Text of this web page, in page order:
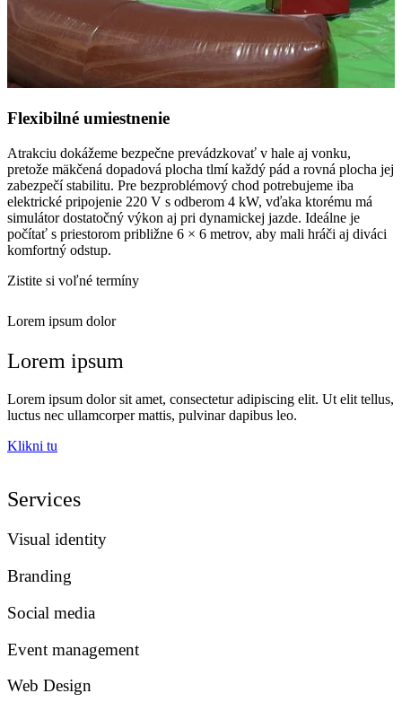
Flexibilné umiestnenie
Atrakciu dokážeme bezpečne prevádzkovať v hale aj vonku,
pretože mäkčená dopadová plocha tlmí každý pád a rovná plocha jej
zabezpečí stabilitu. Pre bezproblémový chod potrebujeme iba
elektrické pripojenie 220 V s odberom 4 kW, vďaka ktorému má
simulátor dostatočný výkon aj pri dynamickej jazde. Ideálne je
počítať s priestorom približne 6 × 6 metrov, aby mali hráči aj diváci
komfortný odstup.
Zistite si voľné termíny
Lorem ipsum dolor
Lorem ipsum
Lorem ipsum dolor sit amet, consectetur adipiscing elit. Ut elit tellus,
luctus nec ullamcorper mattis, pulvinar dapibus leo.
Klikni tu
Services
Visual identity
Branding
Social media
Event management
Web Design